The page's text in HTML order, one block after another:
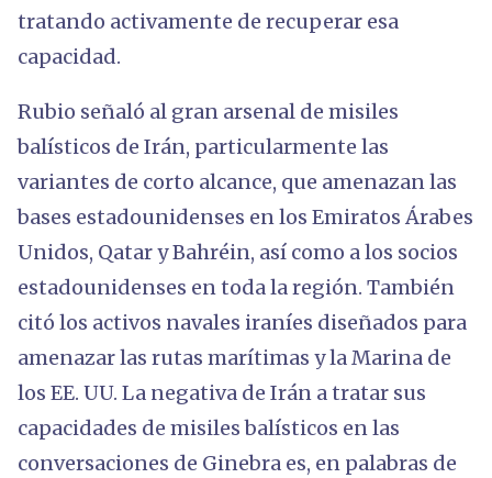
tratando activamente de recuperar esa
capacidad.
Rubio señaló al gran arsenal de misiles
balísticos de Irán, particularmente las
variantes de corto alcance, que amenazan las
bases estadounidenses en los Emiratos Árabes
Unidos, Qatar y Bahréin, así como a los socios
estadounidenses en toda la región. También
citó los activos navales iraníes diseñados para
amenazar las rutas marítimas y la Marina de
los EE. UU. La negativa de Irán a tratar sus
capacidades de misiles balísticos en las
conversaciones de Ginebra es, en palabras de